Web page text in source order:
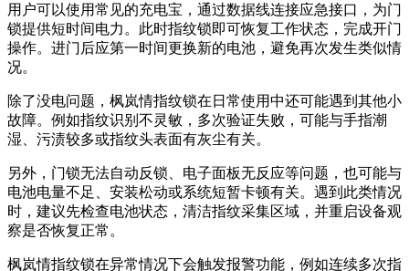
用户可以使用常见的充电宝，通过数据线连接应急接口，为门
锁提供短时间电力。此时指纹锁即可恢复工作状态，完成开门
操作。进门后应第一时间更换新的电池，避免再次发生类似情
况。
除了没电问题，枫岚情指纹锁在日常使用中还可能遇到其他小
故障。例如指纹识别不灵敏，多次验证失败，可能与手指潮
湿、污渍较多或指纹头表面有灰尘有关。
另外，门锁无法自动反锁、电子面板无反应等问题，也可能与
电池电量不足、安装松动或系统短暂卡顿有关。遇到此类情况
时，建议先检查电池状态，清洁指纹采集区域，并重启设备观
察是否恢复正常。
枫岚情指纹锁在异常情况下会触发报警功能，例如连续多次指